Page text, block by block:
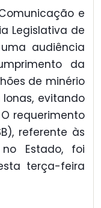
e
Legislativa de
audiência
da
de minério
evitando
requerimento
referente às
Estado, foi
terça-feira